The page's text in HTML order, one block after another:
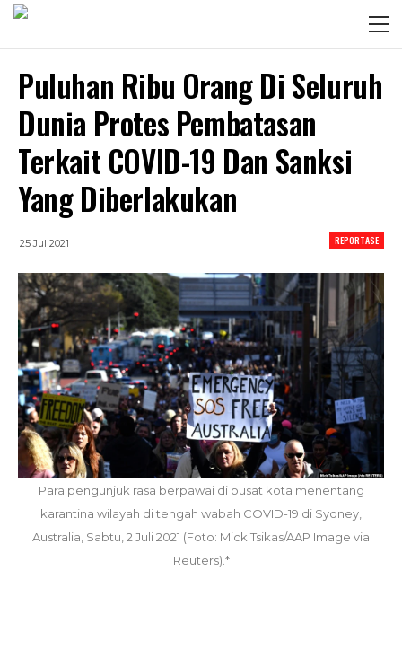
Puluhan Ribu Orang Di Seluruh
Dunia Protes Pembatasan
Terkait COVID-19 Dan Sanksi
Yang Diberlakukan
REPORTASE
25 Jul 2021
Para pengunjuk rasa berpawai di pusat kota menentang
karantina wilayah di tengah wabah COVID-19 di Sydney,
Australia, Sabtu, 2 Juli 2021 (Foto: Mick Tsikas/AAP Image via
Reuters).*